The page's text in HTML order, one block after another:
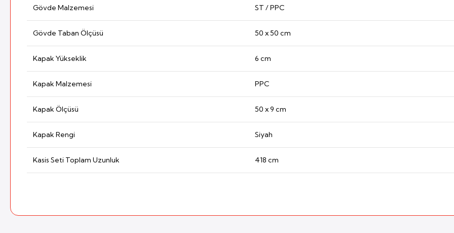
Gövde Malzemesi ST / PPC
Gövde Taban Ölçüsü 50 x 50 cm
Kapak Yükseklik 6 cm
Kapak Malzemesi PPC
Kapak Ölçüsü 50 x 9 cm
Kapak Rengi Siyah
Kasis Seti Toplam Uzunluk 418 cm